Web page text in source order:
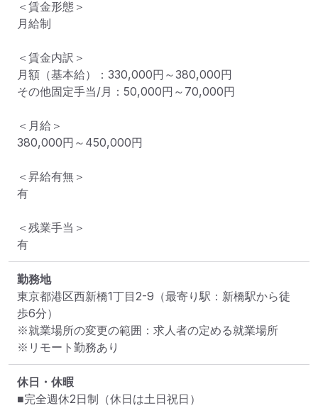
＜賃金形態＞
月給制
＜賃金内訳＞
月額（基本給）：330,000円～380,000円
その他固定手当/月：50,000円～70,000円
＜月給＞
380,000円～450,000円
＜昇給有無＞
有
＜残業手当＞
有
勤務地
東京都港区西新橋1丁目2-9 （最寄り駅：新橋駅から徒
歩6分）
※就業場所の変更の範囲：求人者の定める就業場所
※リモート勤務あり
休日・休暇
■完全週休2日制（休日は土日祝日）